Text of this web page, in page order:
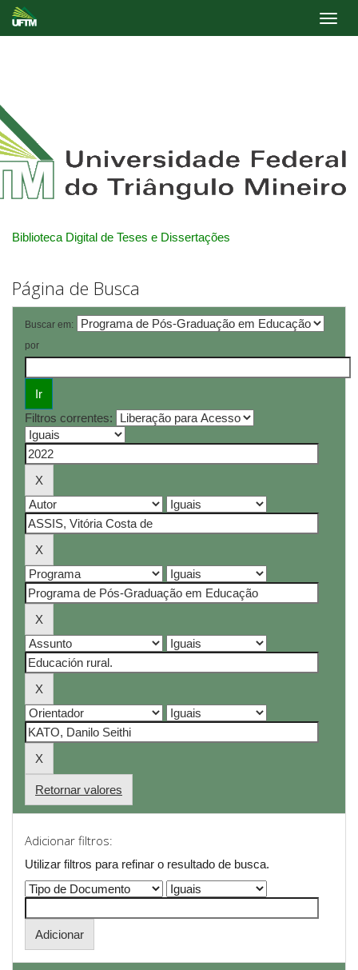
Biblioteca Digital de Teses e Dissertações
Página de Busca
Buscar em:
por
Filtros correntes:
Retornar valores
Adicionar filtros:
Utilizar filtros para refinar o resultado de busca.